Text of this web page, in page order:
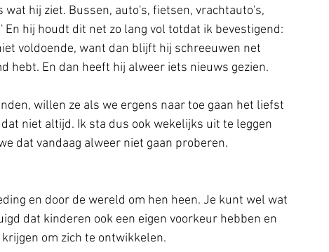
hij ziet. Bussen, auto's, fietsen, vrachtauto's,
hij houdt dit net zo lang vol totdat ik bevestigend:
voldoende, want dan blijft hij schreeuwen net
hebt. En dan heeft hij alweer iets nieuws gezien.
willen ze als we ergens naar toe gaan het liefst
niet altijd. Ik sta dus ook wekelijks uit te leggen
dat vandaag alweer niet gaan proberen.
en door de wereld om hen heen. Je kunt wel wat
dat kinderen ook een eigen voorkeur hebben en
om zich te ontwikkelen.